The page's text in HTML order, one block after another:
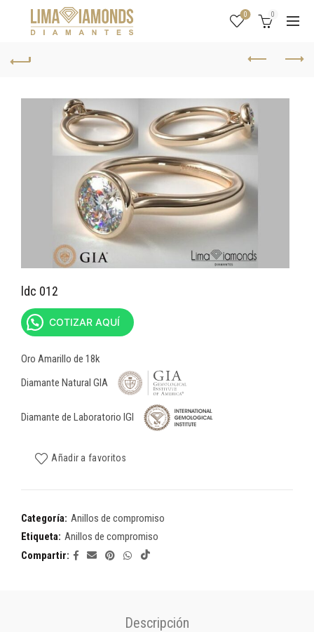
0 0
ldc 012
COTIZAR AQUÍ
Oro Amarillo de 18k
Diamante Natural GIA
Diamante de Laboratorio IGI
Añadir a favoritos
Categoría: Anillos de compromiso
Etiqueta: Anillos de compromiso
Compartir
Descripción